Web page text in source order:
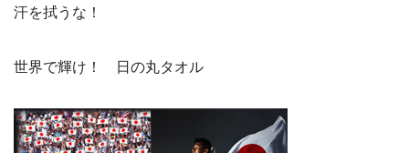
汗を拭うな！
世界で輝け！ 日の丸タオル